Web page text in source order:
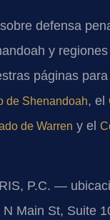
defensa
y
páginas para
de Shenandoah, el
de Warren y el
P.C. —
N Main St, Suite